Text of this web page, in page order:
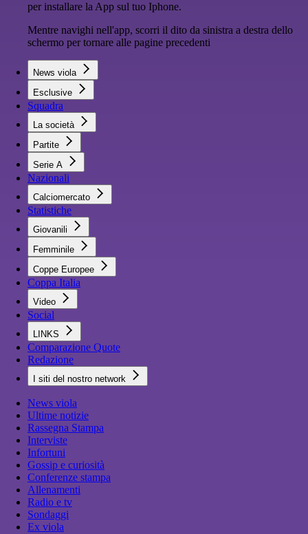
per installare la App sul tuo Iphone.
Mentre navighi nell'app, scorri il dito da sinistra a destra dello
schermo per tornare alle pagine precedenti
News viola
Esclusive
Squadra
La società
Partite
Serie A
Nazionali
Calciomercato
Statistiche
Giovanili
Femminile
Coppe Europee
Coppa Italia
Video
Social
LINKS
Comparazione Quote
Redazione
I siti del nostro network
News viola
Ultime notizie
Rassegna Stampa
Interviste
Infortuni
Gossip e curiosità
Conferenze stampa
Allenamenti
Radio e tv
Sondaggi
Ex viola